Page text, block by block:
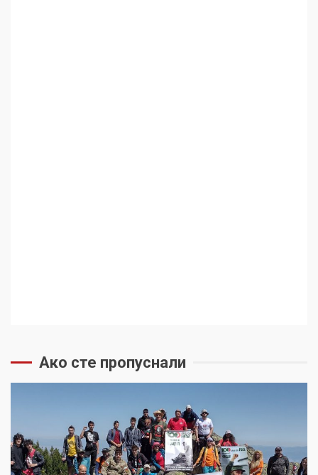
Ако сте пропуснали